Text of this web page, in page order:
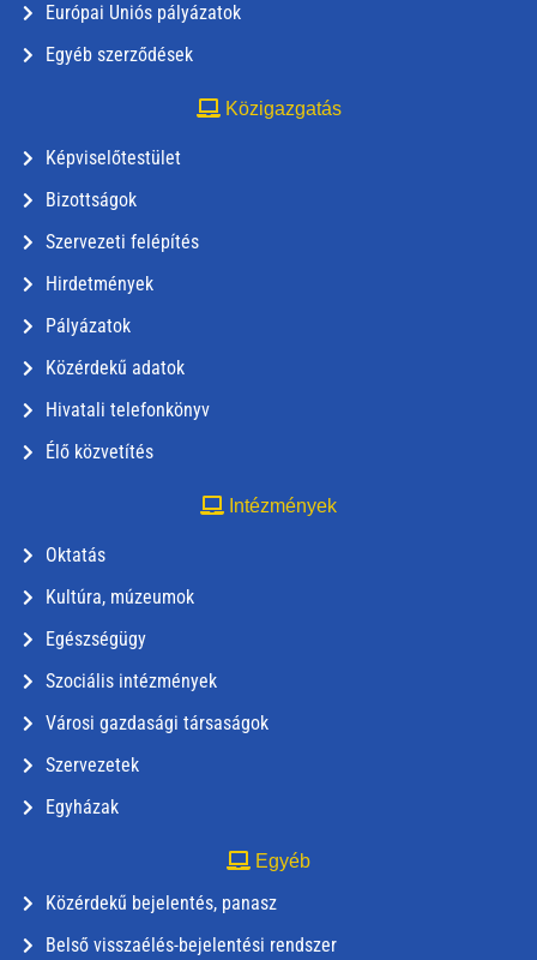
Európai Uniós pályázatok
Egyéb szerződések
Közigazgatás
Képviselőtestület
Bizottságok
Szervezeti felépítés
Hirdetmények
Pályázatok
Közérdekű adatok
Hivatali telefonkönyv
Élő közvetítés
Intézmények
Oktatás
Kultúra, múzeumok
Egészségügy
Szociális intézmények
Városi gazdasági társaságok
Szervezetek
Egyházak
Egyéb
Közérdekű bejelentés, panasz
Belső visszaélés-bejelentési rendszer